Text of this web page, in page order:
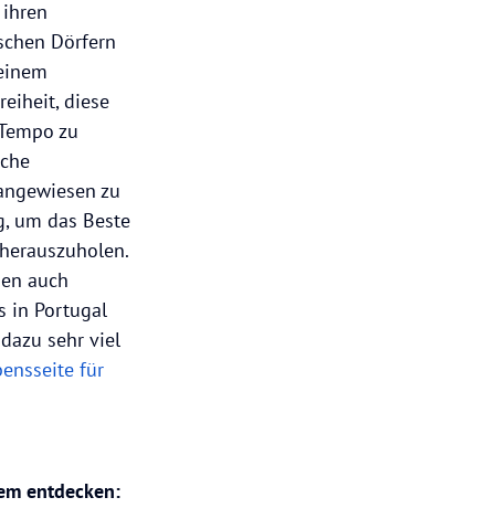
Dörfern
diese
zu
zu
um das Beste
auch
in Portugal
sehr viel
für
entdecken: